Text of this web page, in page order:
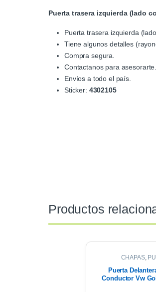
Puerta trasera izquierda (lado
Puerta trasera izquierda
Tiene algunos detalles
Compra segura.
Contactanos para asesorarte.
Envíos a todo el país.
Sticker: 4302105
Productos
CHAPAS,
Puerta
Conductor Vw